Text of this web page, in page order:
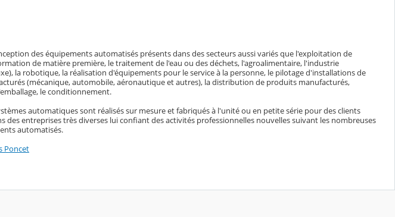
des équipements automatisés présents dans des secteurs aussi variés que l'exploitation de
de matière première, le traitement de l'eau ou des déchets, l'agroalimentaire, l'industrie
la robotique, la réalisation d'équipements pour le service à la personne, le pilotage d'installations de
(mécanique, automobile, aéronautique et autres), la distribution de produits manufacturés,
le conditionnement.
automatiques sont réalisés sur mesure et fabriqués à l'unité ou en petite série pour des clients
des entreprises très diverses lui confiant des activités professionnelles nouvelles suivant les nombreuses
automatisés.
Poncet